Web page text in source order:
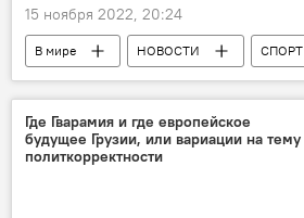
15 ноября 2022, 20:24
В мире НОВОСТИ
СПОРТ
Томас Бах
Бали
МОК
Обострение ситуации вокруг Украины
Где Гварамия и где европейское
будущее Грузии, или вариации на тему
политкорректности